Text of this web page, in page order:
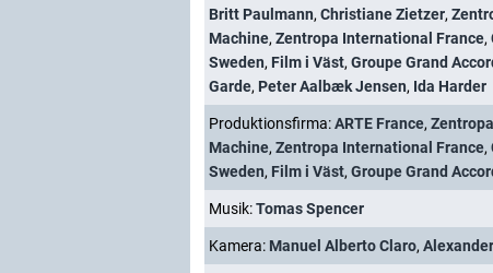
Britt Paulmann, Christiane Zietzer,
Machine, Zentropa International France,
Sweden, Film i Väst, Groupe Grand
Garde, Peter Aalbæk Jensen, Ida Harder
Produktionsfirma:ARTE France,
Machine, Zentropa International France,
Sweden, Film i Väst, Groupe Grand
Musik:Tomas Spencer
Kamera: Manuel Alberto Claro,